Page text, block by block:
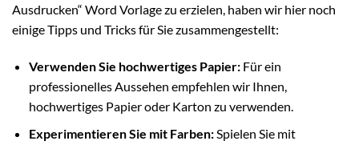
Ausdrucken“ Word Vorlage zu erzielen, haben wir hier noch
einige Tipps und Tricks für Sie zusammengestellt:
Verwenden Sie hochwertiges Papier:Für ein
professionelles Aussehen empfehlen wir Ihnen,
hochwertiges Papier oder Karton zu verwenden.
Experimentieren Sie mit Farben:Spielen Sie mit